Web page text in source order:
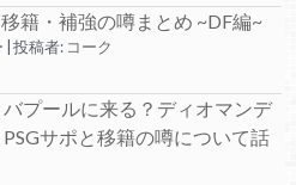
籍・補強の噂まとめ ~DF編~
投稿者: コーク
プールに来る？ディオマンデ
サポと移籍の噂について話